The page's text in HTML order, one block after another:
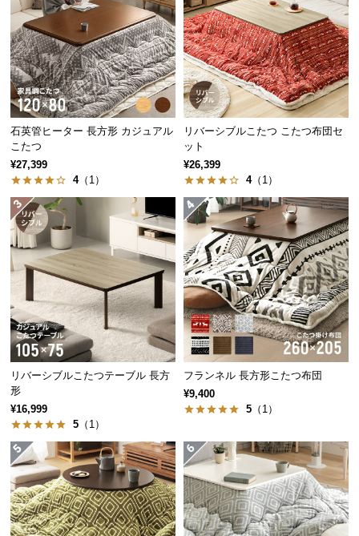
置
サ
ー
ビ
ス
に
つ
い
て
搬
入
経
路
に
つ
い
て
返
品・
ャ
セ
ル
に
つ
い
石英管ヒーター 長方形 カジュアル
こたつ
¥27,399
4（1）
リバーシブルこたつ こたつ布団セ
ット
¥26,399
4（1）
リバーシブルこたつテーブル 長方
形
¥16,999
5 （1）
フランネル 長方形こたつ布団
¥9,400
5 （1）